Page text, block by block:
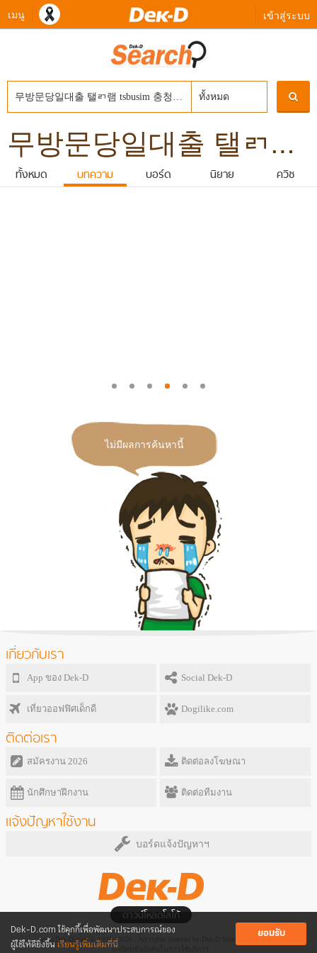
เมนู เข้าสู่ระบบ
Dek-D.com ใช้คุกกี้เพื่อพัฒนาประสบการณ์ของ
ผู้ใช้ให้ดียิ่งขึ้น เรียนรู้เพิ่มเติมที่นี่
ยอมรับ
ทั้งหมด
무방문당일대출 탤ㄺ램 tsbusim 충청남도신불자소액급전대출 탬스뷰선불유심내구제 앱테크소액추천 선불유심20만원
ทั้งหมด บทความ บอร์ด นิยาย ควิซ
ไม่มีผลการค้นหานี้
เกี่ยวกับเรา
App ของ Dek-D Social Dek-D
เที่ยวออฟฟิศเด็กดี Dogilike.com
ติดต่อเรา
สมัครงาน 2026 ติดต่อลงโฆษณา
นักศึกษาฝึกงาน ติดต่อทีมงาน
แจ้งปัญหาใช้งาน
บอร์ดแจ้งปัญหาฯ
ดาวน์โหลดโลโก้
www.Dek-D.com © 1999 - 2026 ; All rights reserved by Dek-D Interactive Co.,Ltd.
ระเบียบข้อบังคับในการใช้บริการ